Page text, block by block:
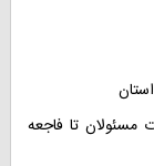
تا فاجعه